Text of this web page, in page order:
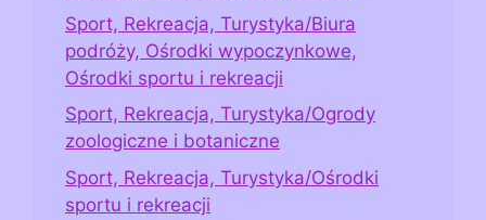
Sport, Rekreacja, Turystyka/Biura
podróży, Ośrodki wypoczynkowe,
Ośrodki sportu i rekreacji
Sport, Rekreacja, Turystyka/Ogrody
zoologiczne i botaniczne
Sport, Rekreacja, Turystyka/Ośrodki
sportu i rekreacji